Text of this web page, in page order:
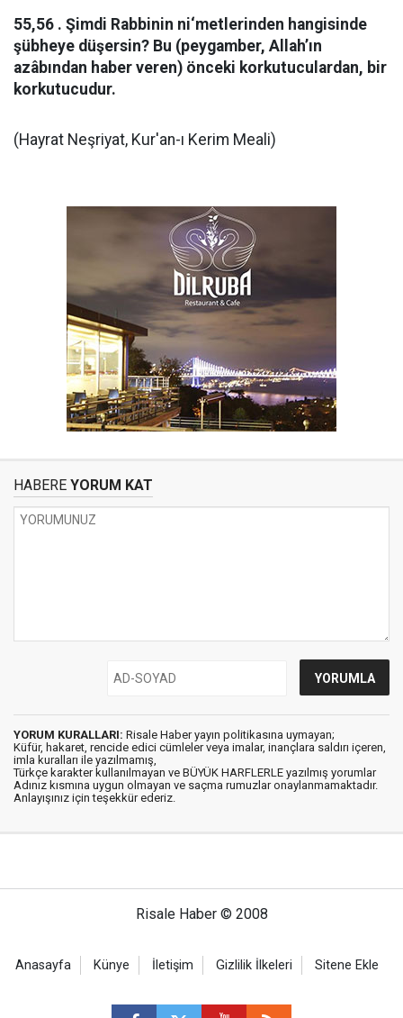
55,56 . Şimdi Rabbinin ni‘metlerinden hangisinde
şübheye düşersin? Bu (peygamber, Allah’ın
azâbından haber veren) önceki korkutuculardan, bir
korkutucudur.
(Hayrat Neşriyat, Kur'an-ı Kerim Meali)
HABERE YORUM KAT
YORUM KURALLARI: Risale Haber yayın politikasına uymayan;
Küfür, hakaret, rencide edici cümleler veya imalar, inançlara saldırı içeren,
imla kuralları ile yazılmamış,
Türkçe karakter kullanılmayan ve BÜYÜK HARFLERLE yazılmış yorumlar
Adınız kısmına uygun olmayan ve saçma rumuzlar onaylanmamaktadır.
Anlayışınız için teşekkür ederiz.
Risale Haber © 2008
Anasayfa Künye İletişim Gizlilik İlkeleri Sitene Ekle